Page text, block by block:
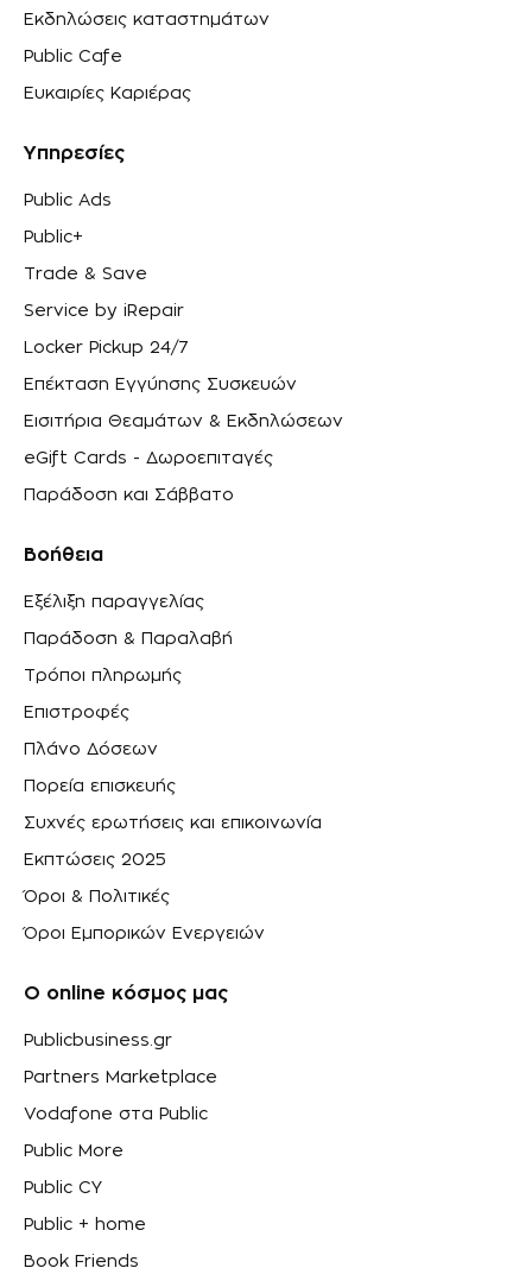
Εκδηλώσεις καταστημάτων
Public Cafe
Ευκαιρίες Καριέρας
Υπηρεσίες
Public Ads
Public+
Trade & Save
Service by iRepair
Locker Pickup 24/7
Επέκταση Εγγύησης Συσκευών
Εισιτήρια Θεαμάτων & Εκδηλώσεων
eGift Cards - Δωροεπιταγές
Παράδοση και Σάββατο
Βοήθεια
Εξέλιξη παραγγελίας
Παράδοση & Παραλαβή
Τρόποι πληρωμής
Επιστροφές
Πλάνο Δόσεων
Πορεία επισκευής
Συχνές ερωτήσεις και επικοινωνία
Εκπτώσεις 2025
Όροι & Πολιτικές
Όροι Εμπορικών Ενεργειών
Ο online κόσμος μας
Publicbusiness.gr
Partners Marketplace
Vodafone στα Public
Public More
Public CY
Public + home
Book Friends